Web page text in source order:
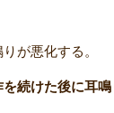
が悪化する。
続けた後に耳鳴